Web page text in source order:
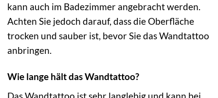
kann auch im Badezimmer angebracht werden.
Achten Sie jedoch darauf, dass die Oberfläche
trocken und sauber ist, bevor Sie das Wandtattoo
anbringen.
Wie lange hält das Wandtattoo?